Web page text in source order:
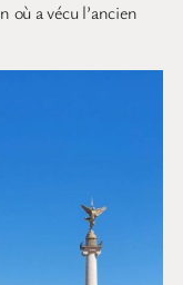
où a vécu l’ancien